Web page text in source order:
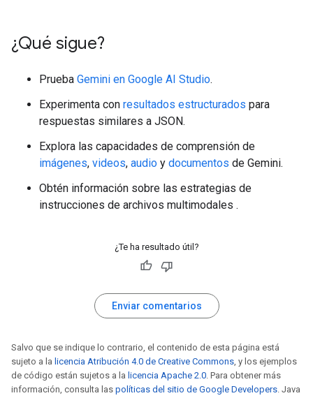
¿Qué sigue?
Prueba Gemini en Google AI Studio.
Experimenta con resultados estructurados para
respuestas similares a JSON.
Explora las capacidades de comprensión de
imágenes, videos, audio y documentos de Gemini.
Obtén información sobre las estrategias de
instrucciones de archivos multimodales .
¿Te ha resultado útil?
Enviar comentarios
Salvo que se indique lo contrario, el contenido de esta página está
sujeto a la licencia Atribución 4.0 de Creative Commons, y los ejemplos
de código están sujetos a la licencia Apache 2.0. Para obtener más
información, consulta las políticas del sitio de Google Developers. Java